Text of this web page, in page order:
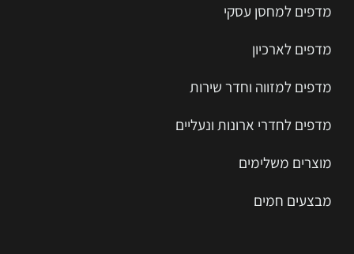
מדפים למחסן עסקי
מדפים לארכיון
מדפים למזווה וחדר שירות
מדפים לחדרי ארונות ונעליים
מוצרים משלימים
מבצעים חמים